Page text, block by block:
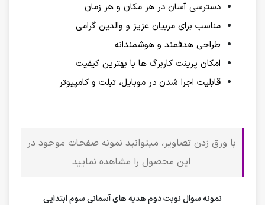
دسترسی آسان در هر مکان و هر زمان
مناسب برای مربیان عزیز و والدین گرامی
طراحی هدفمند و هوشمندانه
امکان پرینت کاربرگ ها با بهترین کیفیت
قابلیت اجرا شدن در موبایل، تبلت و کامپیوتر
با ورق زدن تصاویر، میتوانید نمونه صفحات موجود در
این محصول را مشاهده نمایید
نمونه سوال نوبت دوم هدیه های آسمانی سوم ابتدایی